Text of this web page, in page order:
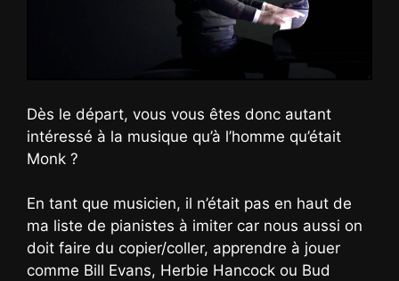
Dès le départ, vous vous êtes donc autant
intéressé à la musique qu’à l’homme qu’était
Monk ?
En tant que musicien, il n’était pas en haut de
ma liste de pianistes à imiter car nous aussi on
doit faire du copier/coller, apprendre à jouer
comme Bill Evans, Herbie Hancock ou Bud